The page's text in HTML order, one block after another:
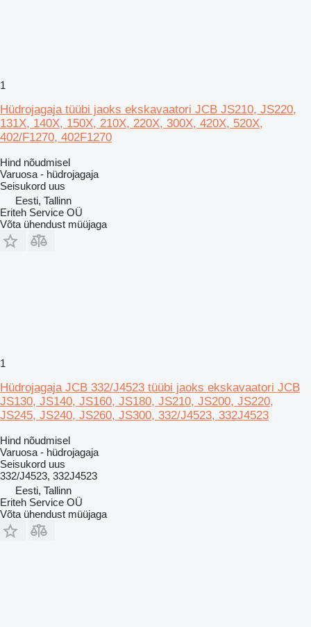
1
Hüdrojagaja tüübi jaoks ekskavaatori JCB JS210, JS220,
131X, 140X, 150X, 210X, 220X, 300X, 420X, 520X,
402/F1270, 402F1270
Hind nõudmisel
Varuosa - hüdrojagaja
Seisukord uus
Eesti, Tallinn
Eriteh Service OÜ
Võta ühendust müüjaga
1
Hüdrojagaja JCB 332/J4523 tüübi jaoks ekskavaatori JCB
JS130, JS140, JS160, JS180, JS210, JS200, JS220,
JS245, JS240, JS260, JS300, 332/J4523, 332J4523
Hind nõudmisel
Varuosa - hüdrojagaja
Seisukord uus
332/J4523, 332J4523
Eesti, Tallinn
Eriteh Service OÜ
Võta ühendust müüjaga